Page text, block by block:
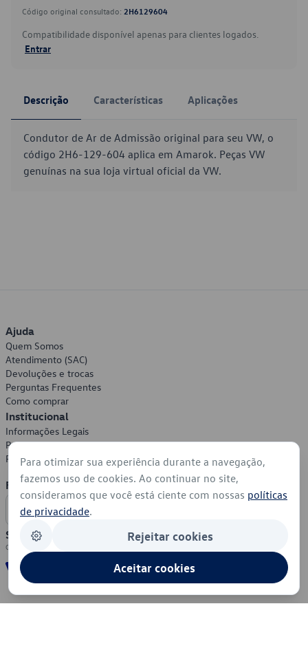
Código original consultado: 2H6129604
Compatibilidade disponível apenas para clientes logados.
Entrar
Descrição Características Aplicações
Condutor de Ar de Admissão original para seu VW, o
código 2H6-129-604 aplica em Amarok. Peças VW
genuínas na sua loja virtual oficial da VW.
Ajuda
Quem Somos
Atendimento (SAC)
Devoluções e trocas
Perguntas Frequentes
Como comprar
Institucional
Informações Legais
Política de Privacidade
Política de Cookies
Formas de Pagamento
Segurança
Para otimizar sua experiência durante a navegação,
fazemos uso de cookies. Ao continuar no site,
consideramos que você está ciente com nossas políticas
de privacidade.
Rejeitar cookies
Aceitar cookies